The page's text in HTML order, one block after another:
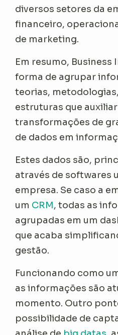
diversos setores da
financeiro,
de marketing.
Em resumo, Business
forma de agrupar
teorias,
estruturas que
transformações de
de dados em
Estes dados são,
através de softwares
empresa. Se caso a
um CRM, todas as
agrupadas em um
que acaba
gestão.
Funcionando como
as informações são
momento. Outro
possibilidade de